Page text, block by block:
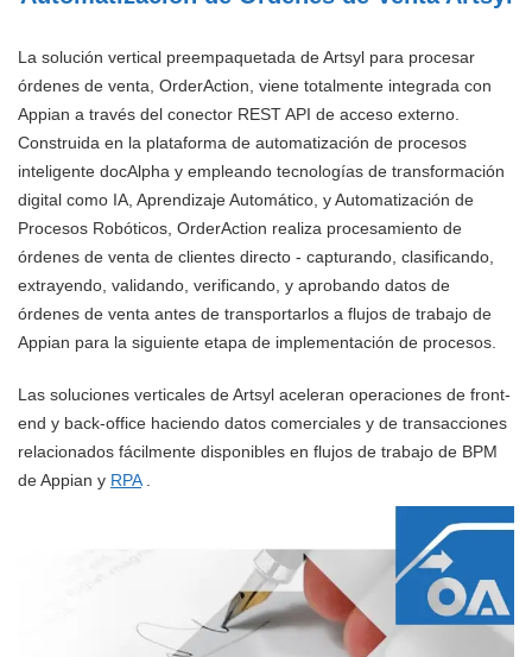
La solución vertical preempaquetada de Artsyl para procesar
órdenes de venta, OrderAction, viene totalmente integrada con
Appian a través del conector REST API de acceso externo.
Construida en la plataforma de automatización de procesos
inteligente docAlpha y empleando tecnologías de transformación
digital como IA, Aprendizaje Automático, y Automatización de
Procesos Robóticos, OrderAction realiza procesamiento de
órdenes de venta de clientes directo - capturando, clasificando,
extrayendo, validando, verificando, y aprobando datos de
órdenes de venta antes de transportarlos a flujos de trabajo de
Appian para la siguiente etapa de implementación de procesos.
Las soluciones verticales de Artsyl aceleran operaciones de front-
end y back-office haciendo datos comerciales y de transacciones
relacionados fácilmente disponibles en flujos de trabajo de BPM
de Appian y RPA.